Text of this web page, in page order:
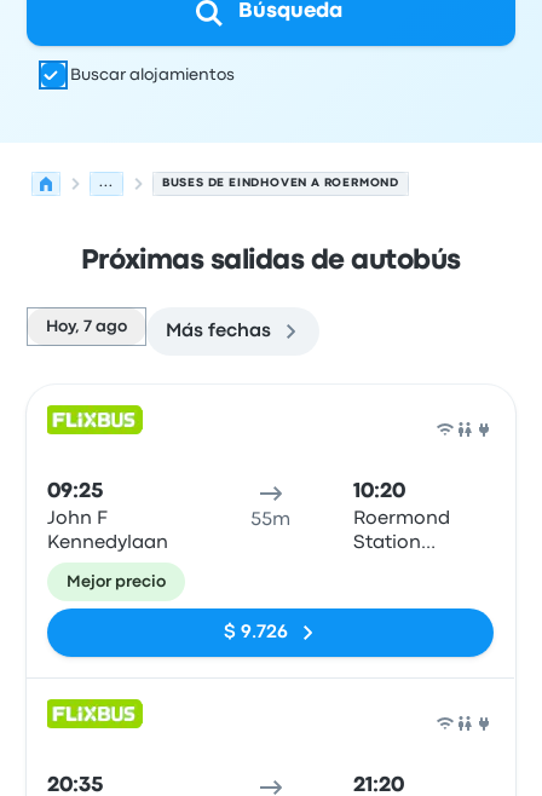
Búsqueda
Buscar alojamientos
... BUSES DE EINDHOVEN A ROERMOND
Próximas salidas de autobús
Hoy, 7 ago Más fechas
09:25
John F
Kennedylaan
55m
10:20
Roermond
Station
Mejor precio
$ 9.726
20:35 21:20